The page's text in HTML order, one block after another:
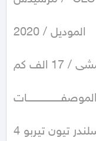
الموديل / 2020
الممشى / 17 الف كم
الموصفـــــــــــــــــــات
4 سلندر تيون تيربو